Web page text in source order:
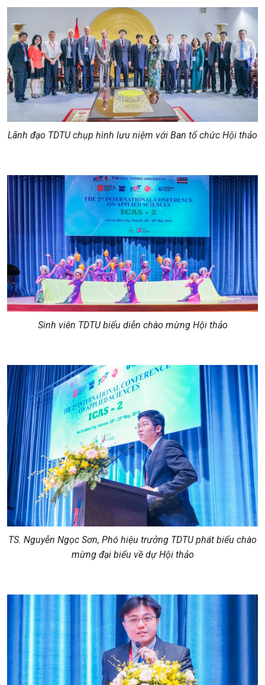
Lãnh đạo TDTU chụp hình lưu niệm với Ban tổ chức Hội thảo
Sinh viên TDTU biểu diễn chào mừng Hội thảo
TS. Nguyễn Ngọc Sơn, Phó hiệu trưởng TDTU phát biểu chào
mừng đại biểu về dự Hội thảo